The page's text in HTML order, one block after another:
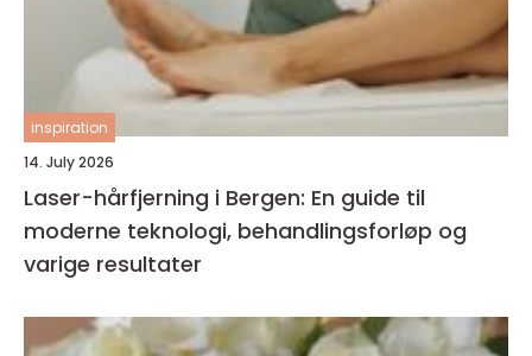
inspiration
14. July 2026
Laser-hårfjerning i Bergen: En guide til
moderne teknologi, behandlingsforløp og
varige resultater